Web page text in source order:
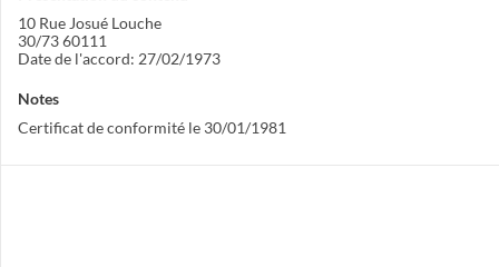
10 Rue Josué Louche
30/73 60111
Date de l'accord: 27/02/1973
Notes
Certificat de conformité le 30/01/1981